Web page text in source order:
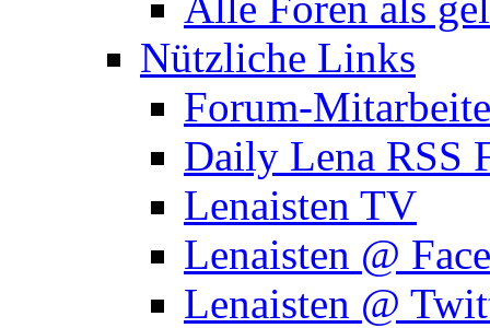
Nützliche Links
Forum-
Daily Lena RSS
Lenaisten TV
Lenaisten @
Lenaisten @